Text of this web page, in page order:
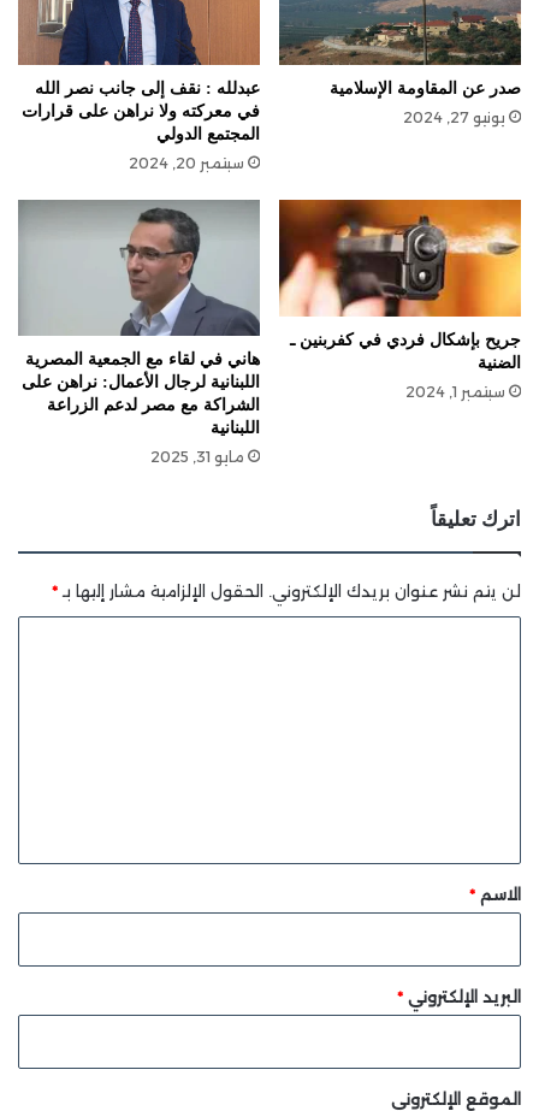
صدر عن المقاومة الإسلامية
يونيو 27, 2024
عبدلله : نقف إلى جانب نصر الله
في معركته ولا نراهن على قرارات
المجتمع الدولي
سبتمبر 20, 2024
جريح بإشكال فردي في كفربنين ـ
الضنية
سبتمبر 1, 2024
هاني في لقاء مع الجمعية المصرية
اللبنانية لرجال الأعمال: نراهن على
الشراكة مع مصر لدعم الزراعة
اللبنانية
مايو 31, 2025
اترك تعليقاً
لن يتم نشر عنوان بريدك الإلكتروني. الحقول الإلزامية مشار إليها بـ*
*الاسم *
البريد الإلكتروني *
الموقع الإلكتروني